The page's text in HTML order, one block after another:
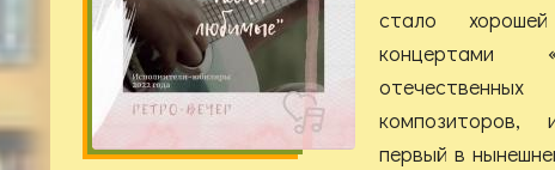
стало
концертами
композиторов,
первый в